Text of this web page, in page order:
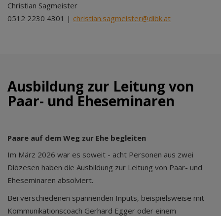
Christian Sagmeister
0512 2230 4301 | christian.sagmeister@dibk.at
Ausbildung zur Leitung von
Paar- und Eheseminaren
Paare auf dem Weg zur Ehe begleiten
Im März 2026 war es soweit - acht Personen aus zwei
Diözesen haben die Ausbildung zur Leitung von Paar- und
Eheseminaren absolviert.
Bei verschiedenen spannenden Inputs, beispielsweise mit
Kommunikationscoach Gerhard Egger oder einem